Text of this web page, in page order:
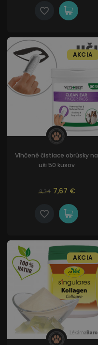
Vlhčené čistiace obrúsky na
uši 50 kusov
8,34 7,67 €
AKCIA
AKCIA